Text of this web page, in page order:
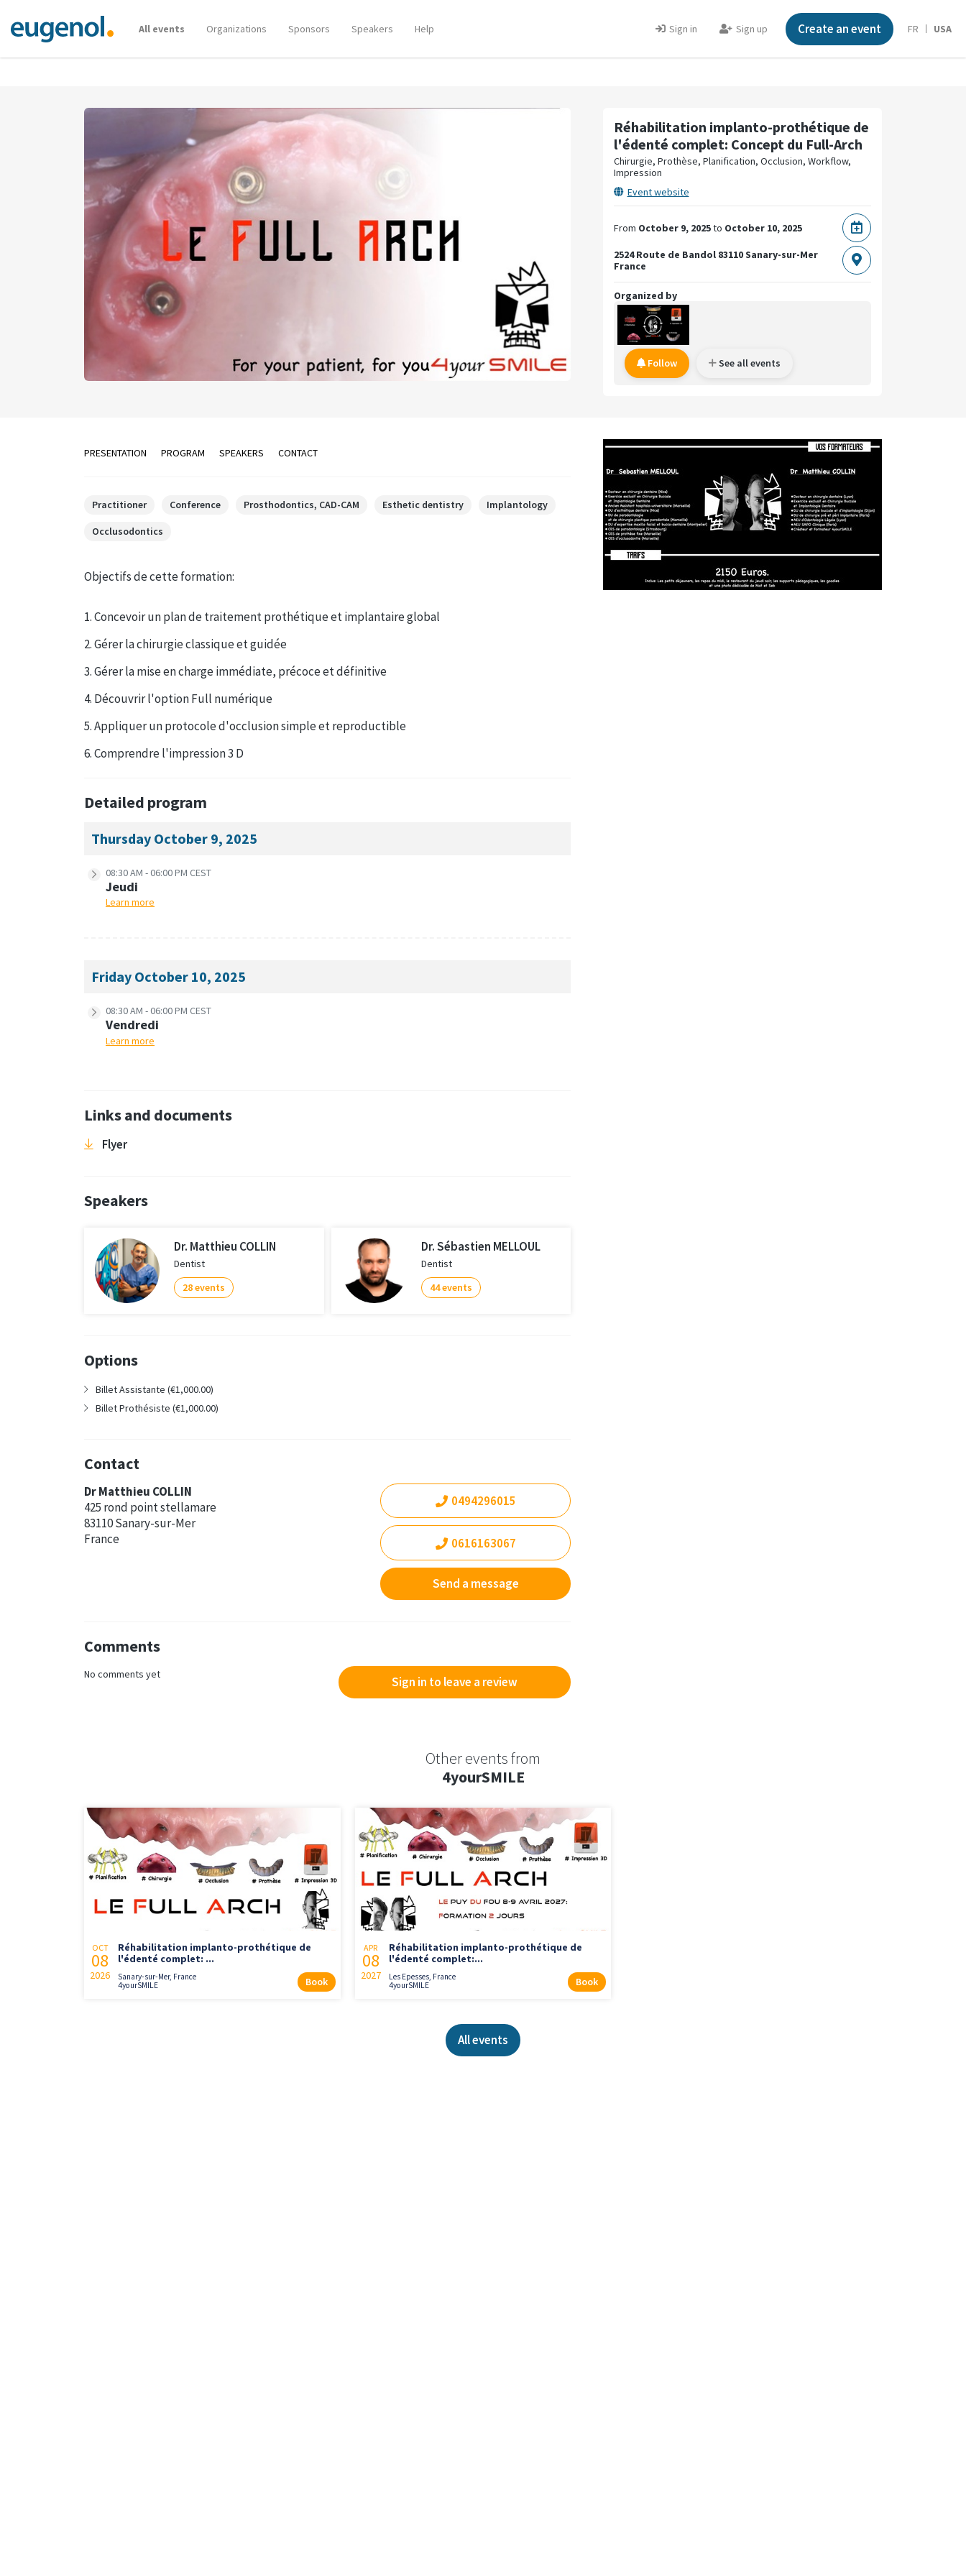
All events Organizations Sponsors Speakers Help Sign in Sign up Create an event FR USA
Réhabilitation implanto-prothétique de
l'édenté complet: Concept du Full-Arch
Chirurgie, Prothèse, Planification, Occlusion, Workflow,
Impression
Event website
From October 9, 2025to October 10, 2025
2524 Route de Bandol 83110 Sanary-sur-Mer
France
Organized by
Follow See all events
PRESENTATION PROGRAM SPEAKERS CONTACT
Practitioner Conference Prosthodontics, CAD-CAM Esthetic dentistry Implantology
Occlusodontics
Objectifs de cette formation:
1. Concevoir un plan de traitement prothétique et implantaire global
2. Gérer la chirurgie classique et guidée
3. Gérer la mise en charge immédiate, précoce et définitive
4. Découvrir l'option Full numérique
5. Appliquer un protocole d'occlusion simple et reproductible
6. Comprendre l'impression 3 D
Detailed program
Thursday October 9, 2025
08:30 AM - 06:00 PM CEST
Jeudi
Learn more
Friday October 10, 2025
08:30 AM - 06:00 PM CEST
Vendredi
Learn more
Links and documents
Flyer
Speakers
Dr. Matthieu COLLIN
Dentist
28 events
Dr. Sébastien MELLOUL
Dentist
44 events
Options
Billet Assistante (€1,000.00)
Billet Prothésiste (€1,000.00)
Contact
Dr Matthieu COLLIN
425 rond point stellamare
83110 Sanary-sur-Mer
France
0494296015
0616163067
Send a message
Comments
No comments yet Sign in to leave a review
Other events from
4yourSMILE
OCT
08
2026
Réhabilitation implanto-prothétique de
l'édenté complet: ...
Sanary-sur-Mer, France
4yourSMILE
Book
APR
08
2027
Réhabilitation implanto-prothétique de
l'édenté complet:...
Les Epesses, France
4yourSMILE
Book
All events